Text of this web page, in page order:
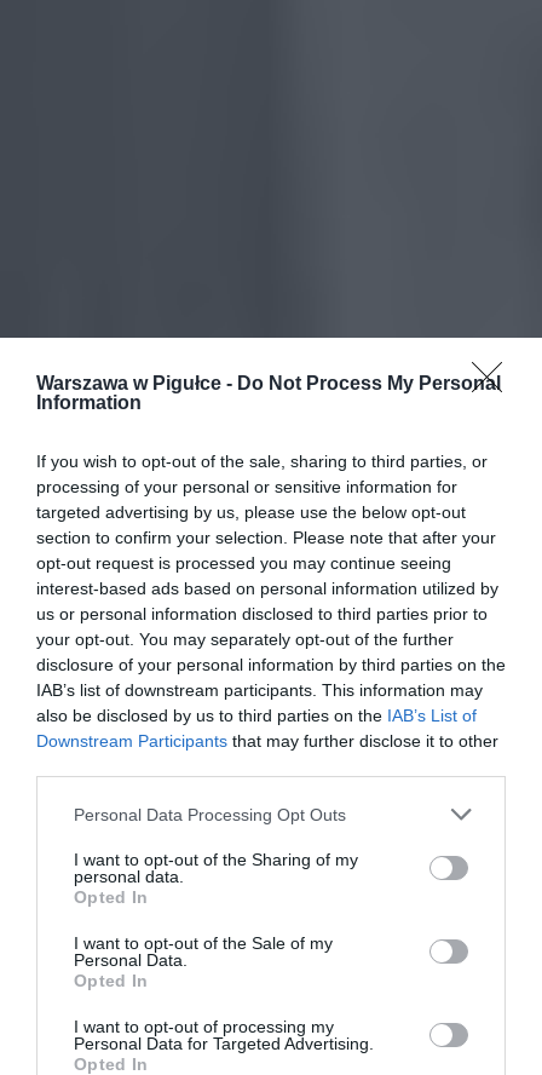
Warszawa w Pigułce - Do Not Process My Personal
Information
If you wish to opt-out of the sale, sharing to third parties, or
processing of your personal or sensitive information for
targeted advertising by us, please use the below opt-out
section to confirm your selection. Please note that after your
opt-out request is processed you may continue seeing
interest-based ads based on personal information utilized by
us or personal information disclosed to third parties prior to
your opt-out. You may separately opt-out of the further
disclosure of your personal information by third parties on the
IAB’s list of downstream participants. This information may
also be disclosed by us to third parties on the IAB’s List of
Downstream Participants that may further disclose it to other
Personal Data Processing Opt Outs
I want to opt-out of the Sharing of my
personal data.
Opted In
I want to opt-out of the Sale of my
Personal Data.
Opted In
I want to opt-out of processing my
Personal Data for Targeted Advertising.
Opted In